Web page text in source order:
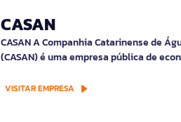
CASAN
CASAN A Companhia Catarinense de
(CASAN) é uma empresa pública de
VISITAR EMPRESA